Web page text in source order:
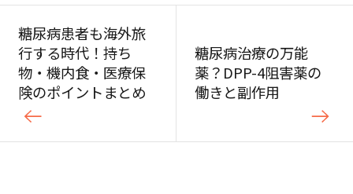
糖尿病患者も海外旅
行する時代！持ち
物・機内食・医療保
険のポイントまとめ
糖尿病治療の万能
薬？DPP-4阻害薬の
働きと副作用